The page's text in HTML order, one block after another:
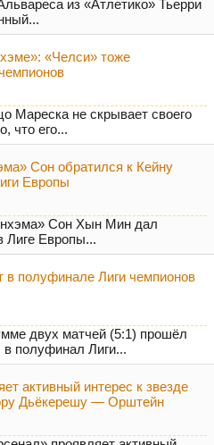
из «Атлетико» Тьерри
«Челси» тоже
Мареска не скрывает своего
что его...
Сон обратился к Кейну
Европы
Сон Хын Мин дал
Лиге Европы...
в полуфинале Лиги чемпионов
двух матчей (5:1) прошёл
полуфинал Лиги...
активный интерес к звезде
Дьёкерешу — Орштейн